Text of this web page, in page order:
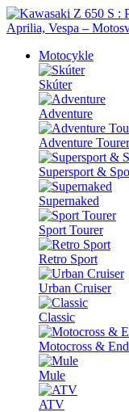
Motocykle
Skúter
Adventure
Adventure Tourer
Supersport &
Supernaked
Sport Tourer
Retro Sport
Urban Cruiser
Classic
Motocross &
Mule
ATV